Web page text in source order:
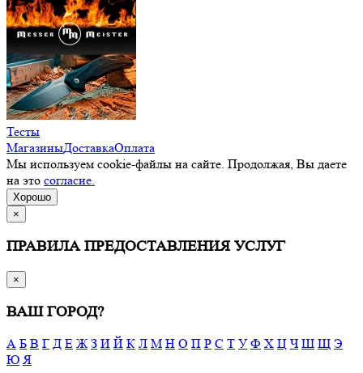
Тесты
МагазиныДоставкаОплата
Мы используем cookie-файлы на сайте. Продолжая, Вы даете
на это согласие.
Хорошо
×
ПРАВИЛА ПРЕДОСТАВЛЕНИЯ УСЛУГ
×
ВАШ ГОРОД?
А Б В Г Д Е Ж З И Й К Л М Н О П Р С Т У Ф Х Ц Ч Ш Щ Э
Ю Я